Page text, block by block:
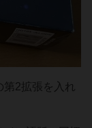
2拡張を入れ